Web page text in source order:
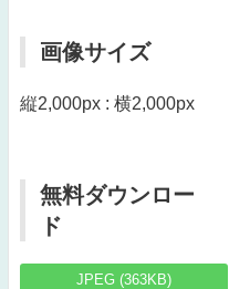
画像サイズ
縦2,000px : 横2,000px
無料ダウンロー
ド
JPEG (363KB)